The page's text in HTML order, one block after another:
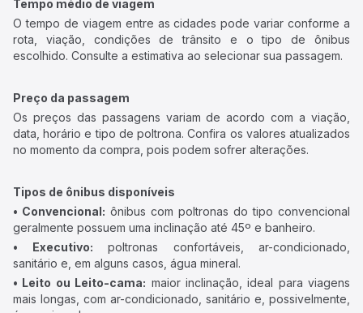
Tempo médio de viagem
O tempo de viagem entre as cidades pode variar conforme a
rota, viação, condições de trânsito e o tipo de ônibus
escolhido. Consulte a estimativa ao selecionar sua passagem.
Preço da passagem
Os preços das passagens variam de acordo com a viação,
data, horário e tipo de poltrona. Confira os valores atualizados
no momento da compra, pois podem sofrer alterações.
Tipos de ônibus disponíveis
• Convencional: ônibus com poltronas do tipo convencional
geralmente possuem uma inclinação até 45º e banheiro.
• Executivo: poltronas confortáveis, ar-condicionado,
sanitário e, em alguns casos, água mineral.
• Leito ou Leito-cama: maior inclinação, ideal para viagens
mais longas, com ar-condicionado, sanitário e, possivelmente,